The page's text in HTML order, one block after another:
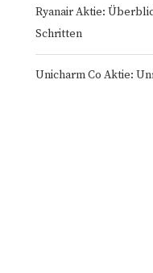
Ryanair Aktie:
Schritten
Unicharm Co Aktie: